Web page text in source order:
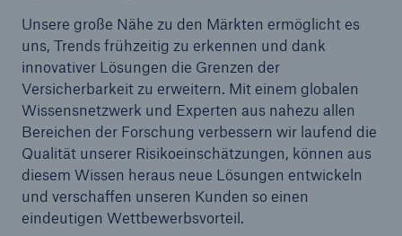
Unsere große Nähe zu den Märkten ermöglicht es
uns, Trends frühzeitig zu erkennen und dank
innovativer Lösungen die Grenzen der
Versicherbarkeit zu erweitern. Mit einem globalen
Wissensnetzwerk und Experten aus nahezu allen
Bereichen der Forschung verbessern wir laufend die
Qualität unserer Risikoeinschätzungen, können aus
diesem Wissen heraus neue Lösungen entwickeln
und verschaffen unseren Kunden so einen
eindeutigen Wettbewerbsvorteil.
Lösungen
Sachdeckung durch einen leistungsfähigen
Rückversicherungspartner